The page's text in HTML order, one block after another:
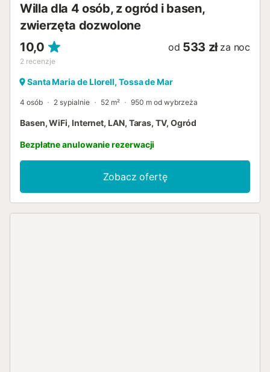
Willa dla 4 osób, z ogród i basen,
zwierzęta dozwolone
10,0
2 recenzje
od 533 zł za noc
Santa Maria de Llorell, Tossa de Mar
4 osób 2 sypialnie 52 m² 950 m od wybrzeża
Basen, WiFi, Internet, LAN, Taras, TV, Ogród
Bezpłatne anulowanie rezerwacji
Zobacz ofertę